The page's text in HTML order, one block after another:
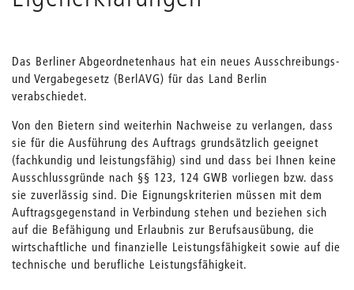
der
Das Berliner Abgeordnetenhaus hat ein neues Ausschreibungs-
und Vergabegesetz (BerlAVG) für das Land Berlin
verabschiedet.
Von den Bietern sind weiterhin Nachweise zu verlangen, dass
sie für die Ausführung des Auftrags grundsätzlich geeignet
(fachkundig und leistungsfähig) sind und dass bei Ihnen keine
Ausschlussgründe nach §§ 123, 124 GWB vorliegen bzw. dass
sie zuverlässig sind. Die Eignungskriterien müssen mit dem
Auftragsgegenstand in Verbindung stehen und beziehen sich
auf die Befähigung und Erlaubnis zur Berufsausübung, die
wirtschaftliche und finanzielle Leistungsfähigkeit sowie auf die
technische und berufliche Leistungsfähigkeit.